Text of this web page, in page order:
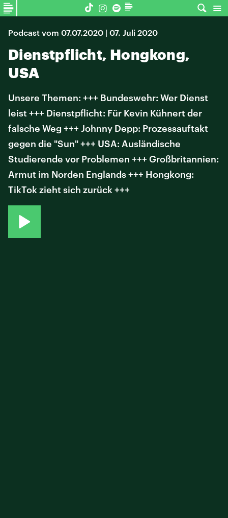
Podcast vom 07.07.2020 | 07. Juli 2020
Dienstpflicht, Hongkong,
USA
Unsere Themen: +++ Bundeswehr: Wer Dienst
leist +++ Dienstpflicht: Für Kevin Kühnert der
falsche Weg +++ Johnny Depp: Prozessauftakt
gegen die "Sun" +++ USA: Ausländische
Studierende vor Problemen +++ Großbritannien:
Armut im Norden Englands +++ Hongkong:
TikTok zieht sich zurück +++